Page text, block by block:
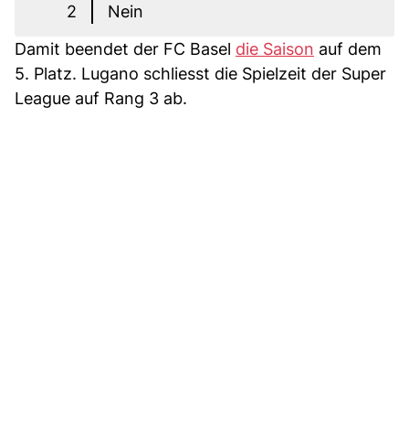
2
Nein
Damit beendet der FC Basel die Saison auf dem
5. Platz. Lugano schliesst die Spielzeit der Super
League auf Rang 3 ab.